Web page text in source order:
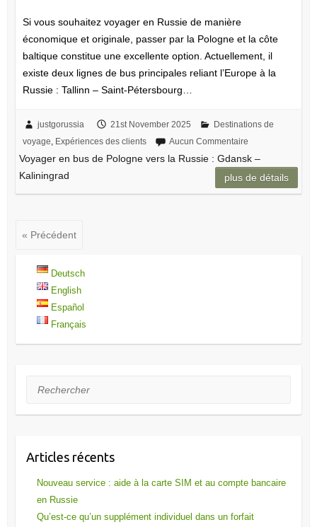
Si vous souhaitez voyager en Russie de manière
économique et originale, passer par la Pologne et la côte
baltique constitue une excellente option. Actuellement, il
existe deux lignes de bus principales reliant l’Europe à la
Russie : Tallinn – Saint-Pétersbourg…
justgorussia 21st November 2025
Destinations de
voyage Expériences des clients Aucun Commentaire
Voyager en bus de Pologne vers la Russie : Gdansk –
Kaliningrad
plus de détails
« Précédent
Deutsch
English
Español
Français
Rechercher
Articles récents
Nouveau service : aide à la carte SIM et au compte bancaire
en Russie
Qu’est-ce qu’un supplément individuel dans un forfait